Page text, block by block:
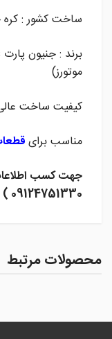
ساخت کشور : کره
موتورز)
کیفیت ساخت
مناسب برای
جهت کسب
09124751330 )
محصولات مرتبط